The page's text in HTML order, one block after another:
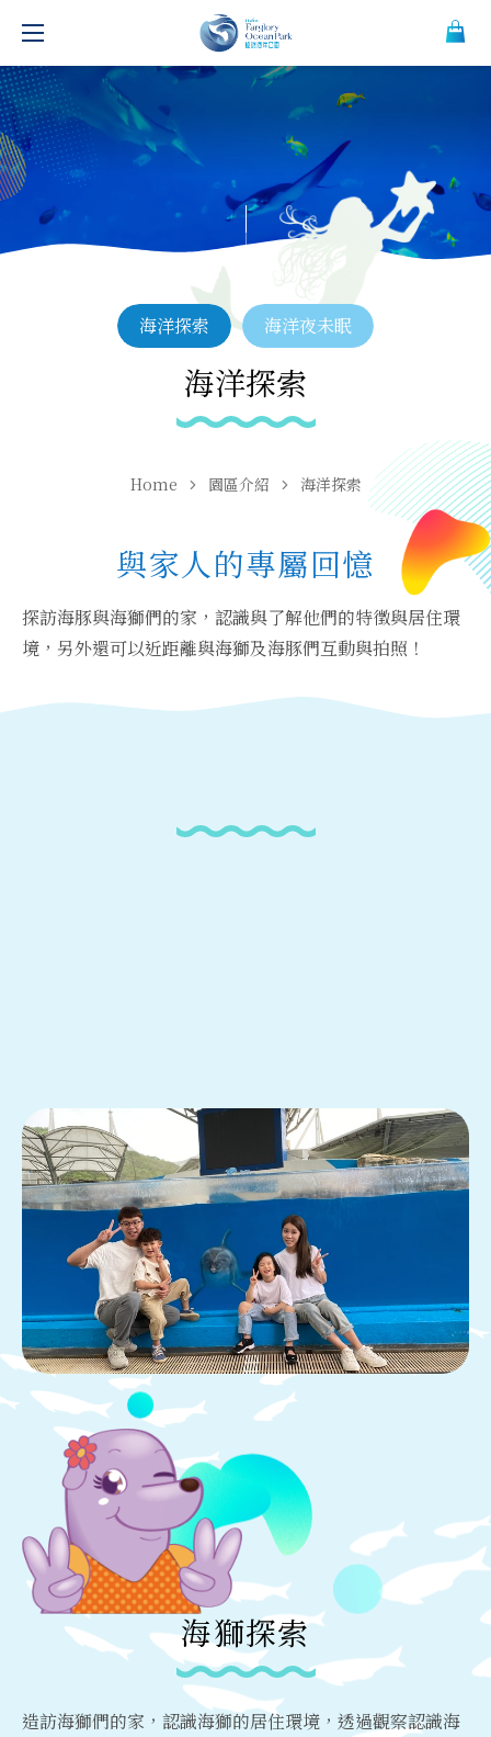
海洋探索 海洋夜未眠
海洋探索
Home 園區介紹 海洋探索
與家人的專屬回憶
探訪海豚與海獅們的家，認識與了解他們的特徵與居住環
境，另外還可以近距離與海獅及海豚們互動與拍照！
海獅探索
造訪海獅們的家，認識海獅的居住環境，透過觀察認識海